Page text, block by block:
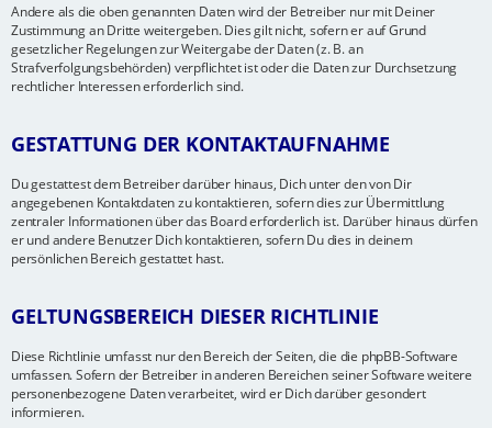
Andere als die oben genannten Daten wird der Betreiber nur mit Deiner
Zustimmung an Dritte weitergeben. Dies gilt nicht, sofern er auf Grund
gesetzlicher Regelungen zur Weitergabe der Daten (z. B. an
Strafverfolgungsbehörden) verpflichtet ist oder die Daten zur Durchsetzung
rechtlicher Interessen erforderlich sind.
GESTATTUNG DER KONTAKTAUFNAHME
Du gestattest dem Betreiber darüber hinaus, Dich unter den von Dir
angegebenen Kontaktdaten zu kontaktieren, sofern dies zur Übermittlung
zentraler Informationen über das Board erforderlich ist. Darüber hinaus dürfen
er und andere Benutzer Dich kontaktieren, sofern Du dies in deinem
persönlichen Bereich gestattet hast.
GELTUNGSBEREICH DIESER RICHTLINIE
Diese Richtlinie umfasst nur den Bereich der Seiten, die die phpBB-Software
umfassen. Sofern der Betreiber in anderen Bereichen seiner Software weitere
personenbezogene Daten verarbeitet, wird er Dich darüber gesondert
informieren.